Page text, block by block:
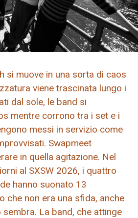
si muove in una sorta di caos
viene trascinata lungo i
dal sole, le band si
mentre corrono tra i set e i
messi in servizio come
Swapmeet
in quella agitazione. Nel
al SXSW 2026, i quattro
hanno suonato 13
che non era una sfida, anche
La band, che attinge